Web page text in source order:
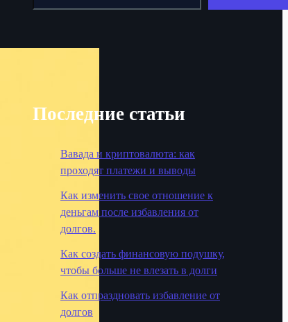
Последние статьи
Вавада и криптовалюта: как
проходят платежи и выводы
Как изменить свое отношение к
деньгам после избавления от
долгов.
Как создать финансовую подушку,
чтобы больше не влезать в долги
Как отпраздновать избавление от
долгов